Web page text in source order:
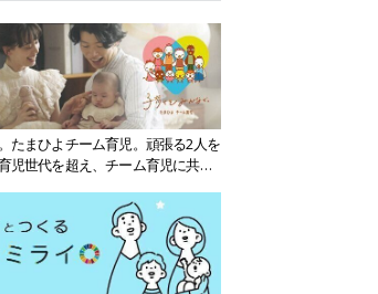
たまひよチーム育児。頑張る2人を
児世代を超え、チーム育児に共感